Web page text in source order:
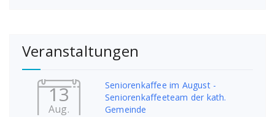
Veranstaltungen
13
Aug.
Seniorenkaffee im August -
Seniorenkaffeeteam der kath.
Gemeinde